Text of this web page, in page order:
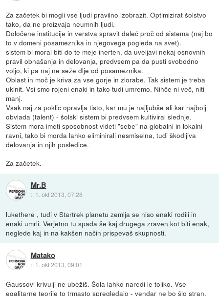
Za začetek bi mogli vse ljudi pravilno izobrazit. Optimizirat šolstvo
tako, da ne proizvaja neumnih ljudi.
Določene institucije in verstva spravit daleč proč od sistema (naj bo
to v domeni posameznika in njegovega pogleda na svet).
sistem bi moral biti do te meje inerten, da uveljavi nekaj osnovnih
pravil obnašanja in delovanja, predvsem pa da pusti svobodno
voljo, ki pa naj ne seže dlje od posameznika.
Oblast in moč je kriva za vse gorje in zlorabe. Tak sistem je treba
ukinit. Vsi smo rojeni enaki in tako tudi umremo. Nihče ni več, niti
manj.
Vsak naj za poklic opravlja tisto, kar mu je najljubše ali kar najbolj
obvlada (talent) - šolski sistem bi predvsem kultiviral slednje.
Sistem mora imeti sposobnost videti "sebe" na globalni in lokalni
ravni, tako bi morda lahko eliminirali nesmiselna, tudi škodljiva
delovanja in njih posledice.
Za začetek.
Mr.B
:: 1. okt 2013, 07:28
lukethere , tudi v Startrek planetu zemlja se niso enaki rodili in
enaki umrli. Verjetno tu spada še kaj drugega zraven kot biti enak,
neglede kaj in na kakšen način prispevaš skupnosti.
Matako
:: 1. okt 2013, 09:01
Gaussovi krivulji ne ubežiš. Šola lahko naredi le toliko. Vse
egalitarne teorije to trmasto spregledajo - vendar ne bo šlo stran,